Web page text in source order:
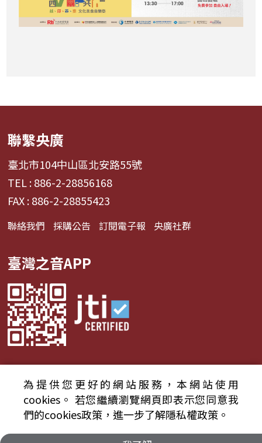
聯繫央廣
臺北市104中山區北安路55號
TEL : 886-2-28856168
FAX : 886-2-28855423
聯絡我們 採購公告 訂閱電子報 央廣社群
臺灣之音APP
© 2024財團法人中央廣播電臺 版權所有
資通安全政策聲明
服務條款 隱私權條款
為提供您更好的網站服務，本網站使用
cookies。 若您繼續瀏覽網頁即表示您同意我
們的cookies政策，進一步了解隱私權政策。